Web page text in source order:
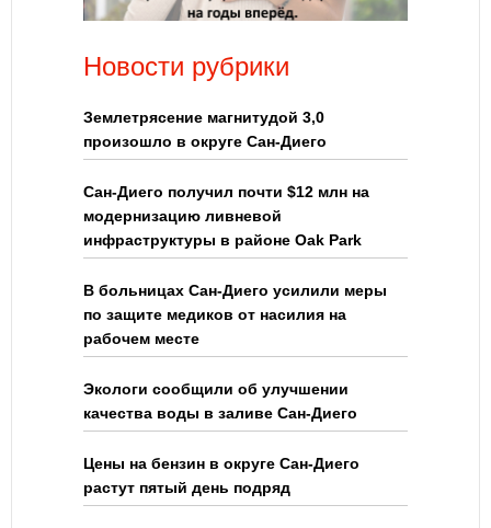
Новости рубрики
Землетрясение магнитудой 3,0
произошло в округе Сан-Диего
Сан-Диего получил почти $12 млн на
модернизацию ливневой
инфраструктуры в районе Oak Park
В больницах Сан-Диего усилили меры
по защите медиков от насилия на
рабочем месте
Экологи сообщили об улучшении
качества воды в заливе Сан-Диего
Цены на бензин в округе Сан-Диего
растут пятый день подряд